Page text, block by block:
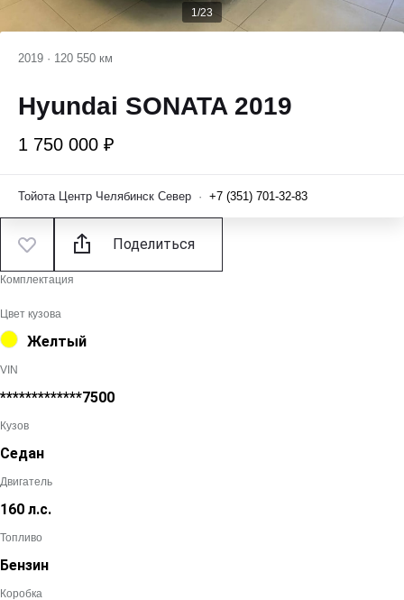
1/23
2019 · 120 550 км
Hyundai SONATA 2019
1 750 000 ₽
Тойота Центр Челябинск Север · +7 (351) 701-32-83
Поделиться
Комплектация
Цвет кузова
Желтый
VIN
*************7500
Кузов
Седан
Двигатель
160 л.с.
Топливо
Бензин
Коробка